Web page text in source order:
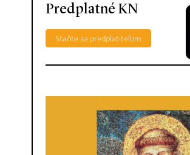
Predplatné KN
Staňte sa predplatiteľom